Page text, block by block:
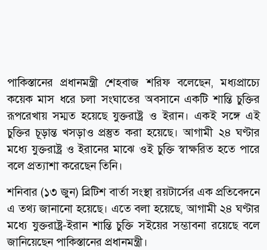
পাকিস্তানের প্রধানমন্ত্রী শেহবাজ শরিফ বলেছেন, মধ্যপ্রাচ্যে
কয়েক মাস ধরে চলা সংঘাতের অবসানে একটি শান্তি চুক্তির
রূপরেখায় সম্মত হয়েছে যুক্তরাষ্ট্র ও ইরান। একই সঙ্গে এই
চুক্তির চূড়ান্ত খসড়াও প্রস্তুত করা হয়েছে। আগামী ২৪ ঘণ্টার
মধ্যে যুক্তরাষ্ট্র ও ইরানের মাঝে ওই চুক্তি স্বাক্ষরিত হতে পারে
বলে প্রত্যাশা করেছেন তিনি।
শনিবার (১৩ জুন) ব্রিটিশ বার্তা সংস্থা রয়টার্সের এক প্রতিবেদনে
এ তথ্য জানানো হয়েছে। এতে বলা হয়েছে, আগামী ২৪ ঘণ্টার
মধ্যে যুক্তরাষ্ট্র-ইরান শান্তি চুক্তি সইয়ের সম্ভাবনা রয়েছে বলে
জানিয়েছেন পাকিস্তানের প্রধানমন্ত্রী।